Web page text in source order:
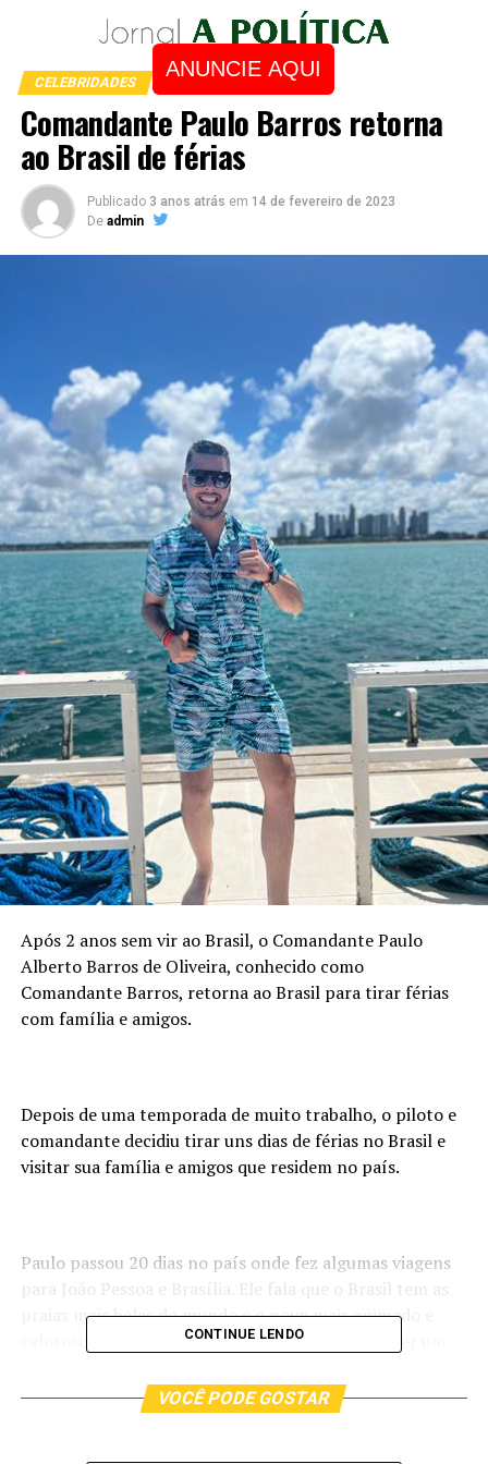
ANUNCIE AQUI
CELEBRIDADES
Comandante Paulo Barros retorna
ao Brasil de férias
Publicado 3 anos atrás em 14 de fevereiro de 2023
De admin
Após 2 anos sem vir ao Brasil, o Comandante Paulo
Alberto Barros de Oliveira, conhecido como
Comandante Barros, retorna ao Brasil para tirar férias
com família e amigos.
Depois de uma temporada de muito trabalho, o piloto e
comandante decidiu tirar uns dias de férias no Brasil e
visitar sua família e amigos que residem no país.
Paulo passou 20 dias no país onde fez algumas viagens
para João Pessoa e Brasília. Ele fala que o Brasil tem as
praias mais belas do mundo e o povo mais animado e
caloroso. Segundo o próprio, não poderia escolher um
CONTINUE LENDO
VOCÊ PODE GOSTAR